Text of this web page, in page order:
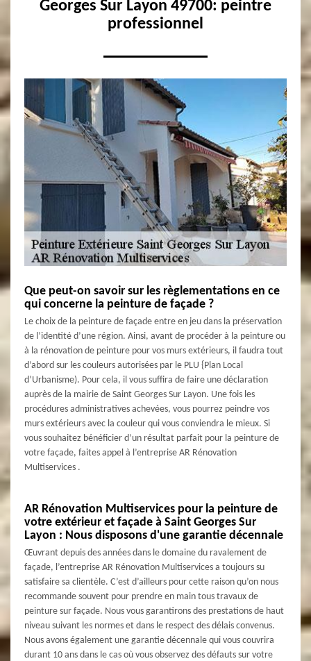
Georges Sur Layon 49700: peintre
professionnel
Que peut-on savoir sur les règlementations en ce
qui concerne la peinture de façade ?
Le choix de la peinture de façade entre en jeu dans la préservation
de l’identité d’une région. Ainsi, avant de procéder à la peinture ou
à la rénovation de peinture pour vos murs extérieurs, il faudra tout
d’abord sur les couleurs autorisées par le PLU {Plan Local
d’Urbanisme). Pour cela, il vous suffira de faire une déclaration
auprès de la mairie de Saint Georges Sur Layon. Une fois les
procédures administratives achevées, vous pourrez peindre vos
murs extérieurs avec la couleur qui vous conviendra le mieux. Si
vous souhaitez bénéficier d’un résultat parfait pour la peinture de
votre façade, faites appel à l’entreprise AR Rénovation
Multiservices .
AR Rénovation Multiservices pour la peinture de
votre extérieur et façade à Saint Georges Sur
Layon : Nous disposons d'une garantie décennale
Œuvrant depuis des années dans le domaine du ravalement de
façade, l’entreprise AR Rénovation Multiservices a toujours su
satisfaire sa clientèle. C’est d’ailleurs pour cette raison qu’on nous
recommande souvent pour prendre en main tous travaux de
peinture sur façade. Nous vous garantirons des prestations de haut
niveau suivant les normes et dans le respect des délais convenus.
Nous avons également une garantie décennale qui vous couvrira
durant 10 ans dans le cas où vous observez des défauts sur votre